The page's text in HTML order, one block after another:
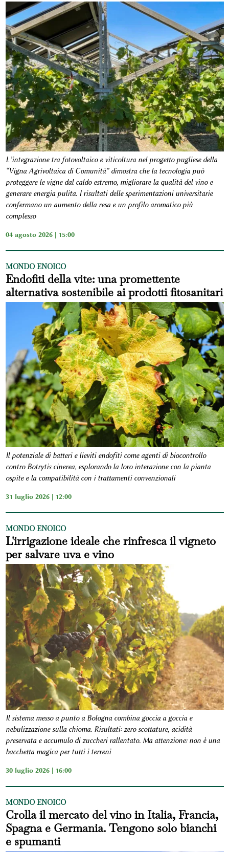
L’integrazione tra fotovoltaico e viticoltura nel progetto pugliese della
“Vigna Agrivoltaica di Comunità” dimostra che la tecnologia può
proteggere le vigne dal caldo estremo, migliorare la qualità del vino e
generare energia pulita. I risultati delle sperimentazioni universitarie
confermano un aumento della resa e un profilo aromatico più
complesso
04 agosto 2026 | 15:00
MONDO ENOICO
Endofiti della vite: una promettente
alternativa sostenibile ai prodotti fitosanitari
Il potenziale di batteri e lieviti endofiti come agenti di biocontrollo
contro Botrytis cinerea, esplorando la loro interazione con la pianta
ospite e la compatibilità con i trattamenti convenzionali
31 luglio 2026 | 12:00
MONDO ENOICO
L'irrigazione ideale che rinfresca il vigneto
per salvare uva e vino
Il sistema messo a punto a Bologna combina goccia a goccia e
nebulizzazione sulla chioma. Risultati: zero scottature, acidità
preservata e accumulo di zuccheri rallentato. Ma attenzione: non è una
bacchetta magica per tutti i terreni
30 luglio 2026 | 16:00
MONDO ENOICO
Crolla il mercato del vino in Italia, Francia,
Spagna e Germania. Tengono solo bianchi
e spumanti